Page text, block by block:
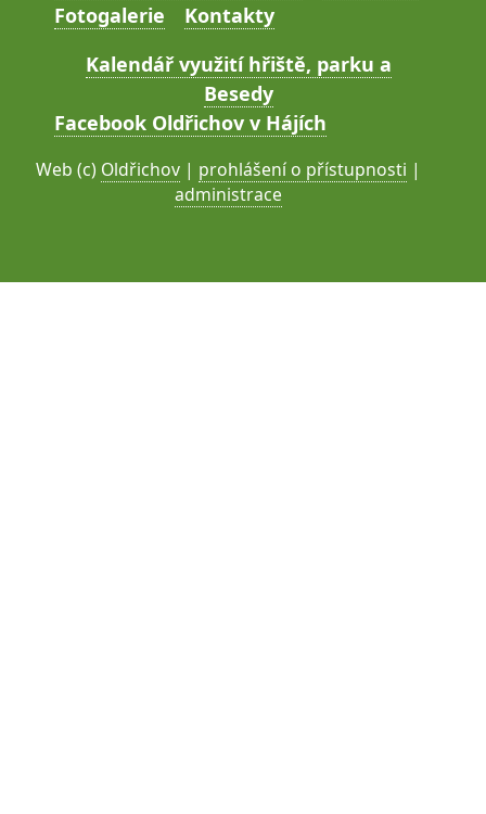
Fotogalerie
Kontakty
Kalendář využití hřiště, parku a
Besedy
Facebook Oldřichov v Hájích
Web (c) Oldřichov | prohlášení o přístupnosti |
administrace